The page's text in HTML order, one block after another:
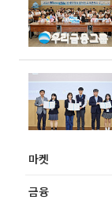
마켓
금융